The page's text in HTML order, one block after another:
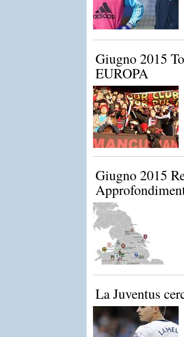
Giugno 2015
EUROPA
Giugno 2015
La Juventus